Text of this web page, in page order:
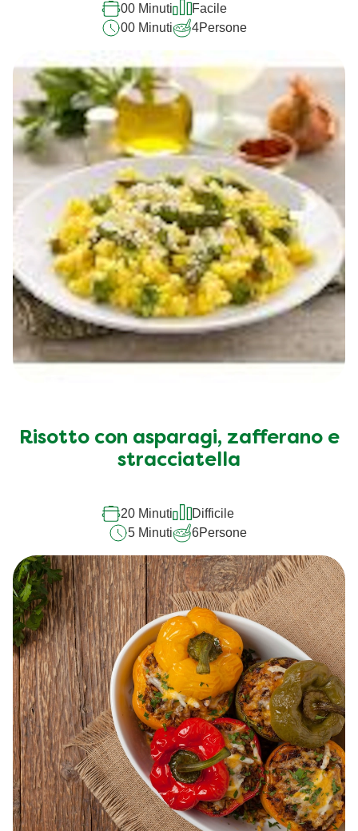
00 Minuti
Facile
00 Minuti
4Persone
Risotto con asparagi, zafferano e
stracciatella
20 Minuti
Difficile
5 Minuti
6Persone